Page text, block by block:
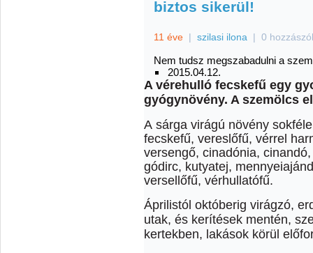
biztos sikerül!
11 éve | szilasi ilona | 0
Nem tudsz megszabadulni a
2015.04.12.
A vérehulló fecskefű egy
gyógynövény. A szemölcs
A sárga virágú növény
fecskefű, vereslőfű, vérrel
versengő, cinadónia,
gódirc, kutyatej,
versellőfű, vérhullatófű.
Áprilistól októberig virágzó,
utak, és kerítések mentén,
kertekben, lakások körül